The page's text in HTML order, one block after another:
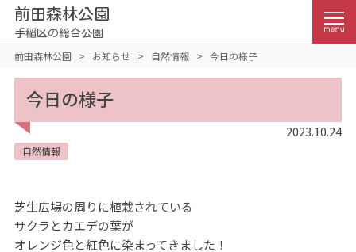
前田森林公園
手稲区の総合公園
前田森林公園 > お知らせ > 自然情報 > 今日の様子
今日の様子
2023.10.24
自然情報
芝生広場の周りに植栽されている
サクラとカエデの葉が
オレンジ色と紅色に染まってきました！